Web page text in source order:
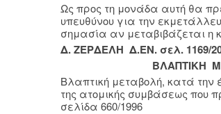
Ως προς τη μονάδα αυτή θα
υπευθύνου για την
σημασία αν μεταβιβάζεται η
Δ. ΖΕΡΔΕΛΗ Δ.ΕΝ. σελ. 1169/
ΒΛΑΠΤΙΚΗ
Βλαπτική μεταβολή, κατά την
της ατομικής συμβάσεως που
σελίδα 660/1996